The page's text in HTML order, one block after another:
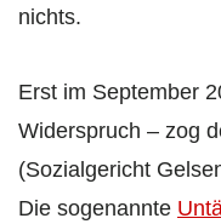
nichts.
Erst im September
Widerspruch – zog
(Sozialgericht
Die sogenannte